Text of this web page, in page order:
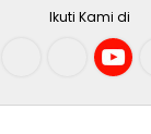
Ikuti Kami di